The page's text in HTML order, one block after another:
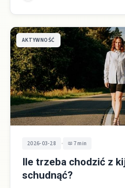
AKTYWNOŚĆ
2026-03-28 • 7 min
Ile trzeba chodzić z
schudnąć?